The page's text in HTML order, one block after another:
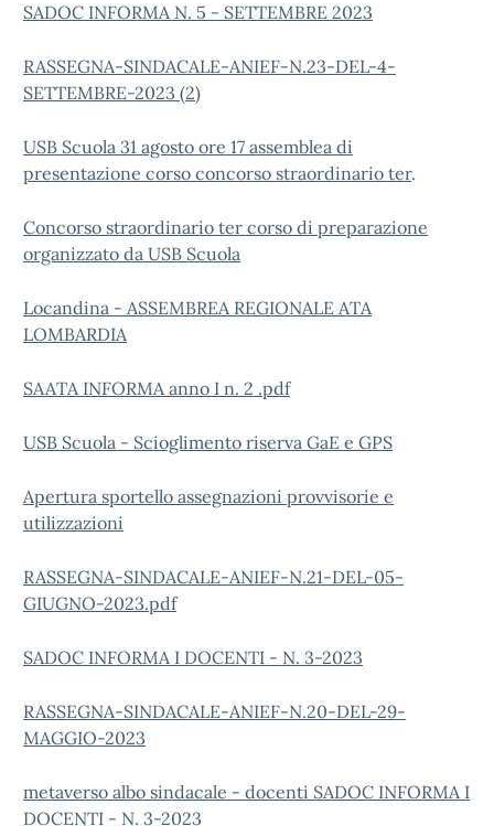
SADOC INFORMA N. 5 - SETTEMBRE 2023
RASSEGNA-SINDACALE-ANIEF-N.23-DEL-4-
SETTEMBRE-2023 (2)
USB Scuola 31 agosto ore 17 assemblea di
presentazione corso concorso straordinario ter.
Concorso straordinario ter corso di preparazione
organizzato da USB Scuola
Locandina - ASSEMBREA REGIONALE ATA
LOMBARDIA
SAATA INFORMA anno I n. 2 .pdf
USB Scuola - Scioglimento riserva GaE e GPS
Apertura sportello assegnazioni provvisorie e
utilizzazioni
RASSEGNA-SINDACALE-ANIEF-N.21-DEL-05-
GIUGNO-2023.pdf
SADOC INFORMA I DOCENTI - N. 3-2023
RASSEGNA-SINDACALE-ANIEF-N.20-DEL-29-
MAGGIO-2023
metaverso albo sindacale - docenti SADOC INFORMA I
DOCENTI - N. 3-2023